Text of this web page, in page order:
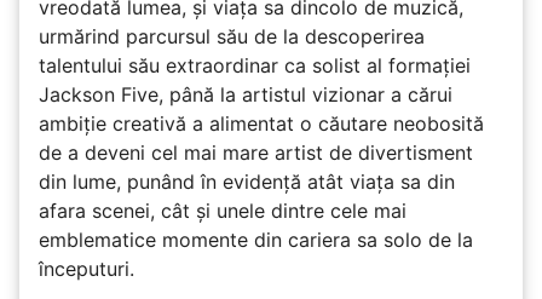
vreodată lumea, și viața sa dincolo de muzică,
urmărind parcursul său de la descoperirea
talentului său extraordinar ca solist al formației
Jackson Five, până la artistul vizionar a cărui
ambiție creativă a alimentat o căutare neobosită
de a deveni cel mai mare artist de divertisment
din lume, punând în evidență atât viața sa din
afara scenei, cât și unele dintre cele mai
emblematice momente din cariera sa solo de la
începuturi.